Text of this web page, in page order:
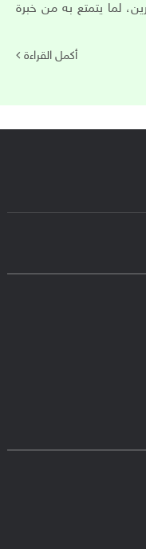
لما يتمتع به من خبرة
أكمل القراءة